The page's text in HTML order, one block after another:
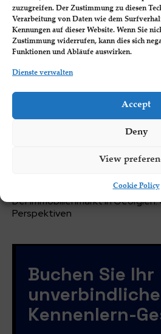
zuzugreifen. Der Zustimmung zu diesen
Verarbeitung von Daten wie dem
Kennungen auf dieser Website. Wenn Sie
Zustimmung widerrufen, kann dies sich
Funktionen und Abläufe auswirken.
Dienste verwalten
Accept
Deny
View
Cookie Policy
hat eine proaktive Strategie
ausländische Investitionen
Neueste Beiträge.
Investitionen in Georgien 2024
Die Zukunft der Finanzen:
Batumi: Das nächste große
Investitionen, Immobilien und
Der Immobilienmarkt in Georgien:
Perspektiven
Buchen Sie Ihr
Kennenlern-